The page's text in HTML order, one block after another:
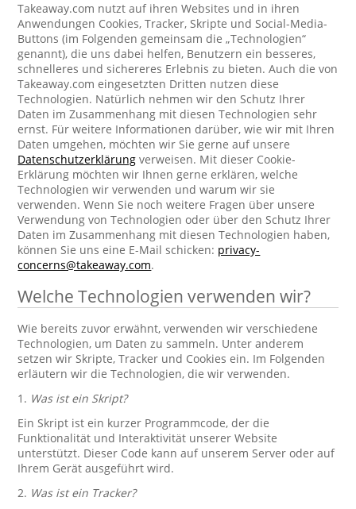
Takeaway.com nutzt auf ihren Websites und in ihren
Anwendungen Cookies, Tracker, Skripte und Social-Media-
Buttons (im Folgenden gemeinsam die „Technologien“
genannt), die uns dabei helfen, Benutzern ein besseres,
schnelleres und sichereres Erlebnis zu bieten. Auch die von
Takeaway.com eingesetzten Dritten nutzen diese
Technologien. Natürlich nehmen wir den Schutz Ihrer
Daten im Zusammenhang mit diesen Technologien sehr
ernst. Für weitere Informationen darüber, wie wir mit Ihren
Daten umgehen, möchten wir Sie gerne auf unsere
Datenschutzerklärung verweisen. Mit dieser Cookie-
Erklärung möchten wir Ihnen gerne erklären, welche
Technologien wir verwenden und warum wir sie
verwenden. Wenn Sie noch weitere Fragen über unsere
Verwendung von Technologien oder über den Schutz Ihrer
Daten im Zusammenhang mit diesen Technologien haben,
können Sie uns eine E-Mail schicken: privacy-
concerns@takeaway.com.
Welche Technologien verwenden wir?
Wie bereits zuvor erwähnt, verwenden wir verschiedene
Technologien, um Daten zu sammeln. Unter anderem
setzen wir Skripte, Tracker und Cookies ein. Im Folgenden
erläutern wir die Technologien, die wir verwenden.
1. Was ist ein Skript?
Ein Skript ist ein kurzer Programmcode, der die
Funktionalität und Interaktivität unserer Website
unterstützt. Dieser Code kann auf unserem Server oder auf
Ihrem Gerät ausgeführt wird.
2. Was ist ein Tracker?